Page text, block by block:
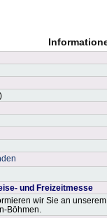
und Freizeitmesse
wir Sie an
Böhmen.